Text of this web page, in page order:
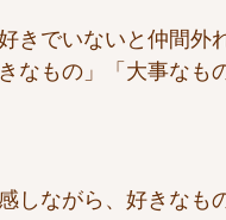
きでいないと仲間外
なもの」「大事なも
しながら、好きなも